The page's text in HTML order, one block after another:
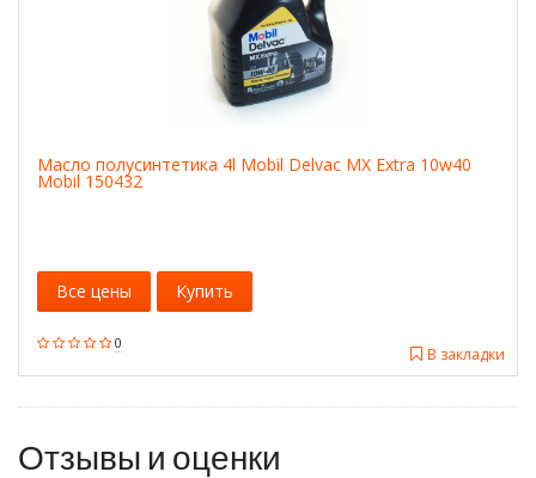
Масло полусинтетика 4l Mobil Delvac MX Extra 10w40
Mobil 150432
0
В закладки
Все цены Купить
Отзывы и оценки